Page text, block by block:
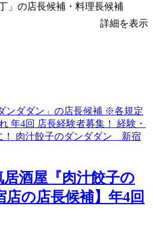
」の店長候補・料理長候補
詳細を表示
居酒屋『肉汁餃子の
の店長候補】年4回